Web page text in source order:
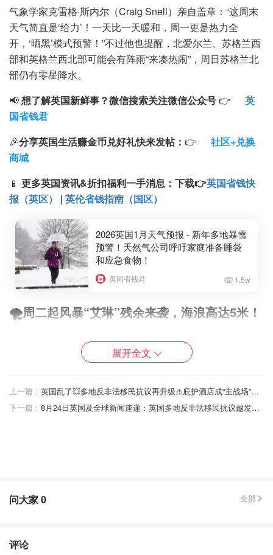
气象学家克雷格·斯内尔（Craig Snell）亲自盖章：“这周末
天气简直是‘给力’！一天比一天暖和，周一更是热力全
开，‘晒黑’模式预警！”不过他也提醒，北爱尔兰、苏格兰西
部和英格兰西北部可能会有阵雨“来凑热闹”，周日苏格兰北
部仍有零星降水。
📢想了解英国新鲜事？微信搜索关注微信公众号👉
英
国省钱君
🎉分享英国生活赚金币兑好礼快来发帖： 👉
社区+兑换
商城
📱 更多英国资讯&折扣福利一手消息： 下载👉英国省钱快
报（英区）
| 英伦省钱指南（国区）
2026英国1月天气预报 - 新年多地暴雪
预警！天然气公司呼吁家庭准备睡袋
和应急食物！
英国省钱君 1.5w
🌪️周二起风暴“艾琳”残余来袭，海浪高达5米！
大反转！从周二开始，飓风“艾琳”（Erin）的残余将从大西
虽然风暴本体不会登陆，但其残余将影响英国西北部，气温
回落至20℃出头，西部海岸将出现异常巨浪。根据气象局
展开全文
上一篇：
英国乱了💥多地反非法移民抗议再升级⚠️庇护酒店成“主战场”场面一度失控…
下一篇：
8月24日英国及全球新闻速递：英国多地反非法移民抗议越发失控！曼城公交车又撞了⁉️
问大家0 全部
评论